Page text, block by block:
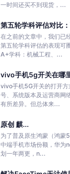
一时间还买不到现货，...
第五轮学科评估对比
在之前的文章中，我们已
第五轮学科评估的表现可
A+学科：机械工程、...
vivo手机5g开关在哪
vivo手机5G开关的打开方
号、系统版本及运营商网
有所差异。但总体来...
原创 麒...
为了普及原生鸿蒙（鸿蒙
中端手机市场份额，华为
划一年两更，n...